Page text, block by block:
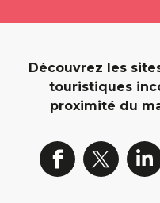
Découvrez les
touristiques
proximité du